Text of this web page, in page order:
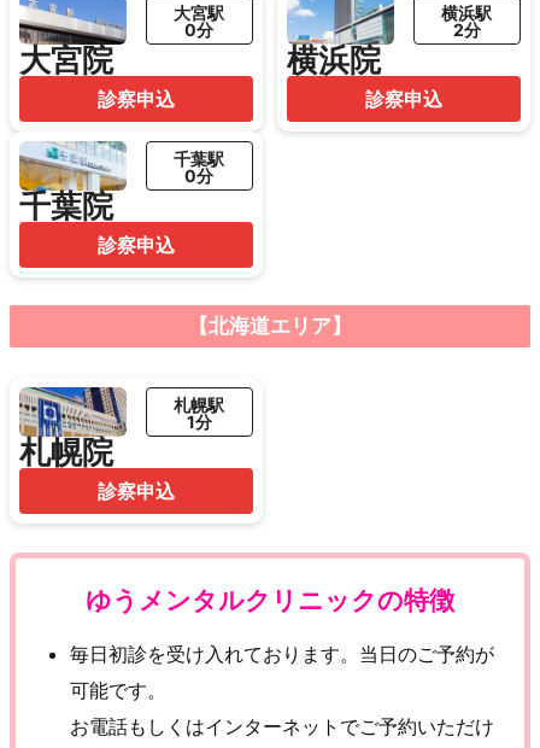
大宮院
大宮駅
0分
診察申込
横浜院
横浜駅
2分
診察申込
千葉院
千葉駅
0分
診察申込
【北海道エリア】
札幌院
札幌駅
1分
診察申込
ゆうメンタルクリニックの特徴
毎日初診を受け入れております。当日のご予約が
可能です。
お電話もしくはインターネットでご予約いただけ